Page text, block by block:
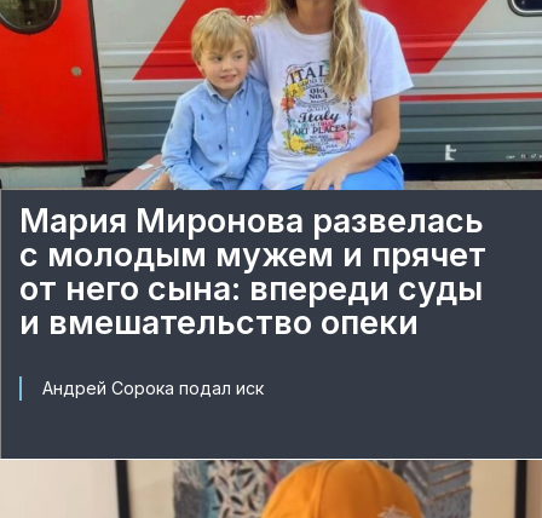
Мария Миронова развелась
с молодым мужем и прячет
от него сына: впереди суды
и вмешательство опеки
Андрей Сорока подал иск